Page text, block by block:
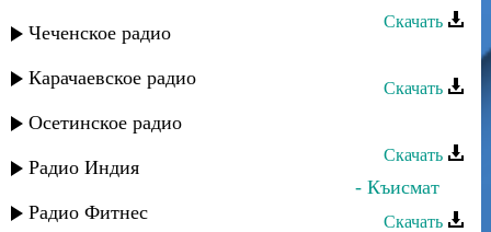
Чеченское радио
Карачаевское радио
Осетинское радио
Радио Индия
Радио Фитнес
Скачать
Скачать
Мануэль Исаков - Две дороги
Скачать
Гюльназ Гаджикурбанова и Мурад - Къисмат
Скачать